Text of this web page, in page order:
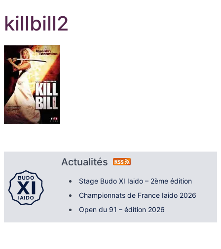
killbill2
Actualités
Stage Budo XI Iaido – 2ème édition
Championnats de France Iaido 2026
Open du 91 – édition 2026